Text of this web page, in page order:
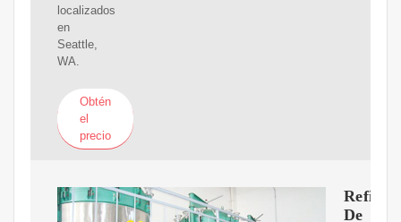
localizados
en
Seattle,
WA.
Obtén
el
precio
De